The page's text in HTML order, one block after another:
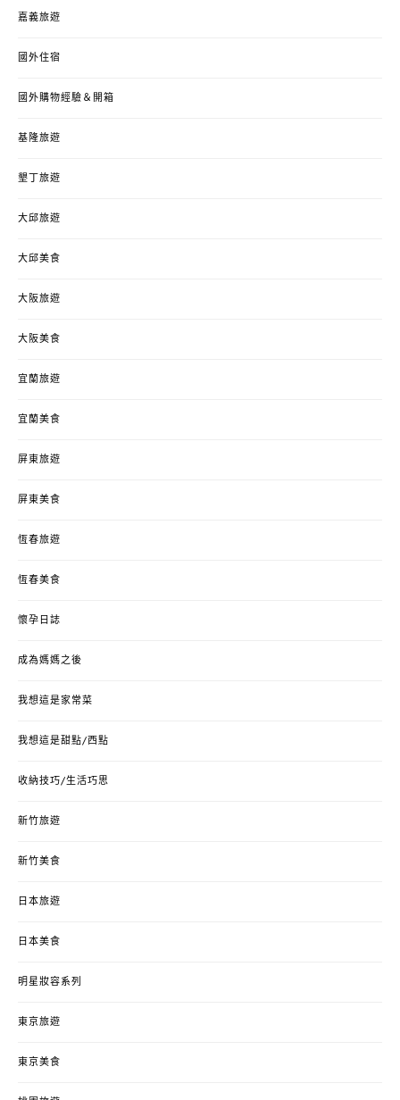
嘉義旅遊
國外住宿
國外購物經驗＆開箱
基隆旅遊
墾丁旅遊
大邱旅遊
大邱美食
大阪旅遊
大阪美食
宜蘭旅遊
宜蘭美食
屏東旅遊
屏東美食
恆春旅遊
恆春美食
懷孕日誌
成為媽媽之後
我想這是家常菜
我想這是甜點/西點
收納技巧/生活巧思
新竹旅遊
新竹美食
日本旅遊
日本美食
明星妝容系列
東京旅遊
東京美食